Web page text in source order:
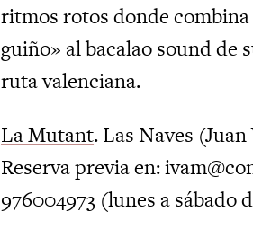
ritmos rotos donde
guiño» al bacalao sound de
ruta valenciana.
La Mutant. Las Naves
Reserva previa en:
976004973 (lunes a sábado